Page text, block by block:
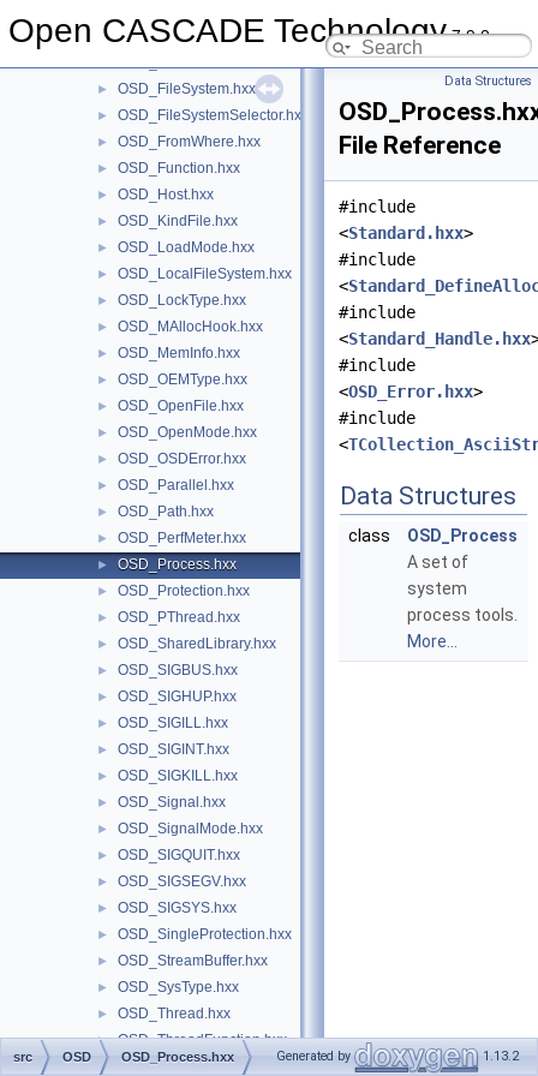
Open CASCADE Technology7.9.0
► OSD_FileIterator.hxx
► OSD_FileSystem.hxx
► OSD_FileSystemSelector.hxx
► OSD_FromWhere.hxx
► OSD_Function.hxx
► OSD_Host.hxx
► OSD_KindFile.hxx
► OSD_LoadMode.hxx
► OSD_LocalFileSystem.hxx
► OSD_LockType.hxx
► OSD_MAllocHook.hxx
► OSD_MemInfo.hxx
► OSD_OEMType.hxx
► OSD_OpenFile.hxx
► OSD_OpenMode.hxx
► OSD_OSDError.hxx
► OSD_Parallel.hxx
► OSD_Path.hxx
► OSD_PerfMeter.hxx
► OSD_Process.hxx
► OSD_Protection.hxx
► OSD_PThread.hxx
► OSD_SharedLibrary.hxx
► OSD_SIGBUS.hxx
► OSD_SIGHUP.hxx
► OSD_SIGILL.hxx
► OSD_SIGINT.hxx
► OSD_SIGKILL.hxx
► OSD_Signal.hxx
► OSD_SignalMode.hxx
► OSD_SIGQUIT.hxx
► OSD_SIGSEGV.hxx
► OSD_SIGSYS.hxx
► OSD_SingleProtection.hxx
► OSD_StreamBuffer.hxx
► OSD_SysType.hxx
► OSD_Thread.hxx
► OSD_ThreadFunction.hxx
► OSD_ThreadPool.hxx
Data Structures
File Reference
#include
<Standard.hxx>
#include
<
#include
<Standard_Handle.hxx
#include
<OSD_Error.hxx>
#include
<
Data Structures
class
OSD_Process
A set of
system
process tools.
More...
src OSD OSD_Process.hxx Generated by 1.13.2